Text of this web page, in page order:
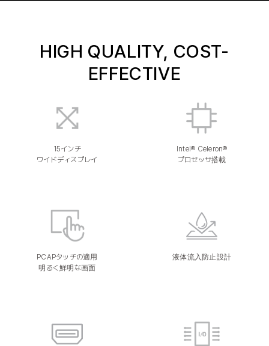
HIGH QUALITY, COST-
EFFECTIVE
15インチ
ワイドディスプレイ
Intel® Celeron®
プロセッサ搭載
PCAPタッチの適用
明るく鮮明な画面
液体流入防止設計